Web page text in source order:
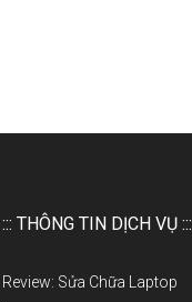
::: THÔNG TIN DỊCH VỤ :::
Review: Sửa Chữa Laptop